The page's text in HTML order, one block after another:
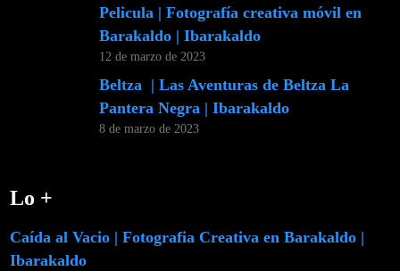
Pelicula | Fotografía creativa móvil en
Barakaldo | Ibarakaldo
12 de marzo de 2023
Beltza | Las Aventuras de Beltza La
Pantera Negra | Ibarakaldo
8 de marzo de 2023
Lo +
Caída al Vacio | Fotografia Creativa en Barakaldo |
Ibarakaldo